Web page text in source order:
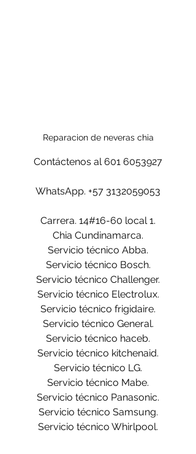
Reparacion de neveras chia
Contáctenos al 601 6053927
WhatsApp. +57 3132059053
Carrera. 14#16-60 local 1.
Chia Cundinamarca.
Servicio técnico Abba.
Servicio técnico Bosch.
Servicio técnico Challenger.
Servicio técnico Electrolux.
Servicio técnico frigidaire.
Servicio técnico General.
Servicio técnico haceb.
Servicio técnico kitchenaid.
Servicio técnico LG.
Servicio técnico Mabe.
Servicio técnico Panasonic.
Servicio técnico Samsung.
Servicio técnico Whirlpool.